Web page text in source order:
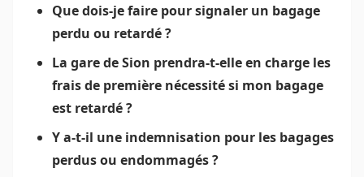
Que dois-je faire pour signaler un bagage
perdu ou retardé ?
La gare de Sion prendra-t-elle en charge les
frais de première nécessité si mon bagage
est retardé ?
Y a-t-il une indemnisation pour les bagages
perdus ou endommagés ?